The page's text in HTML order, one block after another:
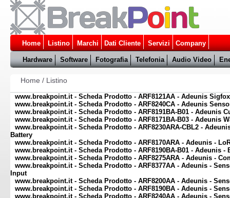
Home Listino Marchi Dati Cliente Servizi Company
Hardware Software Fotografia Telefonia Audio Video
Home / Listino
www.breakpoint.it - Scheda Prodotto - ARF8121AA - Adeunis
www.breakpoint.it - Scheda Prodotto - ARF8240CA - Adeunis
www.breakpoint.it - Scheda Prodotto - ARF8191BA-B01 - Adeunis
www.breakpoint.it - Scheda Prodotto - ARF8171BA-B03 - Adeunis
www.breakpoint.it - Scheda Prodotto - ARF8230ARA-CBL2 -
Battery
www.breakpoint.it - Scheda Prodotto - ARF8170ARA - Adeunis -
www.breakpoint.it - Scheda Prodotto - ARF8190BA-B01 - Adeunis -
www.breakpoint.it - Scheda Prodotto - ARF8275ARA - Adeunis -
www.breakpoint.it - Scheda Prodotto - ARF8377AA - Adeunis -
Input
www.breakpoint.it - Scheda Prodotto - ARF8200AA - Adeunis -
www.breakpoint.it - Scheda Prodotto - ARF8190BA - Adeunis -
www.breakpoint.it - Scheda Prodotto - ARF8240AA - Adeunis -